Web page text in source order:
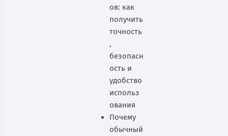
ов: как
получить
точность
,
безопасн
ость и
удобство
использ
ования
Почему
обычный